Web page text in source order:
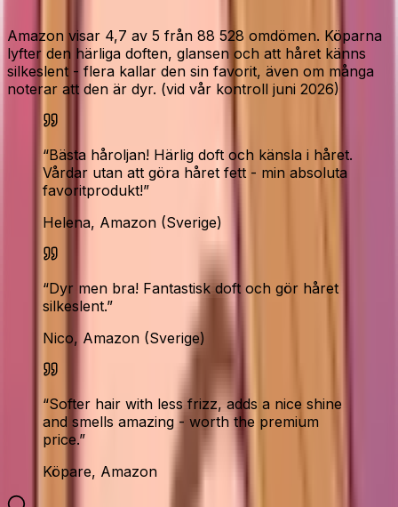
Amazon visar 4,7 av 5 från 88 528 omdömen. Köparna
lyfter den härliga doften, glansen och att håret känns
silkeslent - flera kallar den sin favorit, även om många
noterar att den är dyr. (vid vår kontroll juni 2026)
“Bästa håroljan! Härlig doft och känsla i håret.
Vårdar utan att göra håret fett - min absoluta
favoritprodukt!”
Helena, Amazon (Sverige)
“Dyr men bra! Fantastisk doft och gör håret
silkeslent.”
Nico, Amazon (Sverige)
“Softer hair with less frizz, adds a nice shine
and smells amazing - worth the premium
price.”
Köpare, Amazon